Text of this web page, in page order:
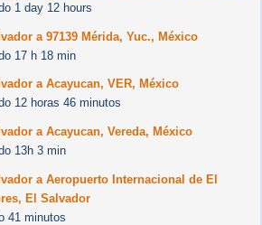
1 day 12 hours
a 97139 Mérida, Yuc., México
17 h 18 min
a Acayucan, VER, México
12 horas 46 minutos
a Acayucan, Vereda, México
13h 3 min
a Aeropuerto Internacional de El
El Salvador
41 minutos